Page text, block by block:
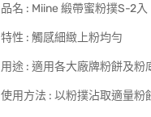
品名 : Miine 緞帶蜜粉撲S-2入
特性 : 觸感細緻上粉均勻
用途 : 適用各大廠牌粉餅及
使用方法 : 以粉撲沾取適量